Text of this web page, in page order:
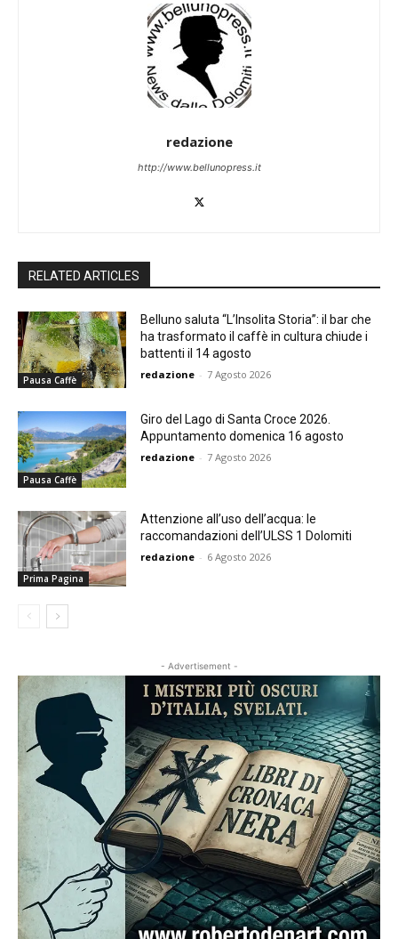
redazione
http://www.bellunopress.it
RELATED ARTICLES
Pausa Caffè
Belluno saluta “L’Insolita Storia”: il bar che
ha trasformato il caffè in cultura chiude i
battenti il 14 agosto
redazione - 7 Agosto 2026
Pausa Caffè
Giro del Lago di Santa Croce 2026.
Appuntamento domenica 16 agosto
redazione - 7 Agosto 2026
Prima Pagina
Attenzione all’uso dell’acqua: le
raccomandazioni dell’ULSS 1 Dolomiti
redazione - 6 Agosto 2026
- Advertisement -